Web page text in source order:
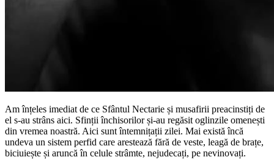
Am înțeles imediat de ce Sfântul Nectarie și musafirii preacinstiți de
el s-au strâns aici. Sfinții închisorilor și-au regăsit oglinzile omenești
din vremea noastră. Aici sunt întemnițații zilei. Mai există încă
undeva un sistem perfid care arestează fără de veste, leagă de brațe,
biciuiește și aruncă în celule strâmte, nejudecați, pe nevinovați.